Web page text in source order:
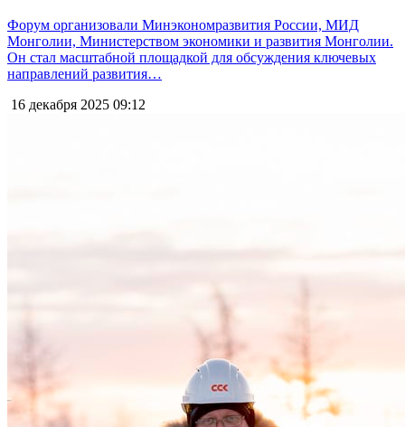
Форум организовали Минэкономразвития России, МИД
Монголии, Министерством экономики и развития Монголии.
Он стал масштабной площадкой для обсуждения ключевых
направлений развития…
16 декабря 2025 09:12